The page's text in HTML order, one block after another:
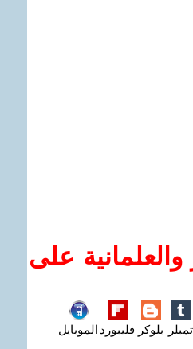
على
تمبلر بلوكر فليبورد الموبايل